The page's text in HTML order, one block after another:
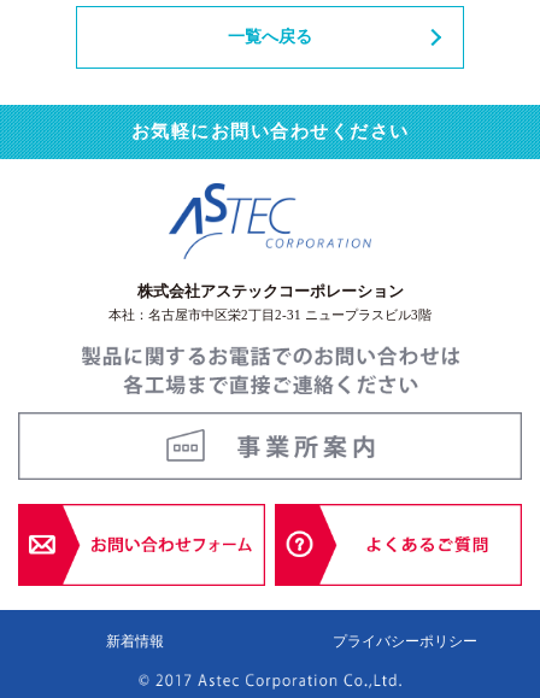
一覧へ戻る
お気軽にお問い合わせください
株式会社アステックコーポレーション
本社：名古屋市中区栄2丁目2-31 ニュープラスビル3階
新着情報 プライバシーポリシー